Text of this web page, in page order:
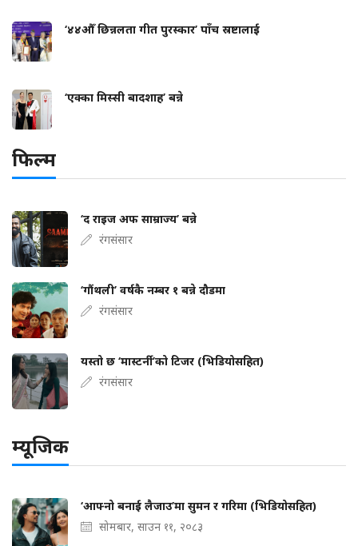
‘४४औँ छिन्नलता गीत पुरस्कार’ पाँच स्रष्टालाई
‘एक्का मिस्सी बादशाह’ बन्ने
फिल्म
‘द राइज अफ साम्राज्य’ बन्ने
रंगसंसार
‘गौंथली’ वर्षकै नम्बर १ बन्ने दौडमा
रंगसंसार
यस्तो छ ‘मास्टर्नी’को टिजर (भिडियोसहित)
रंगसंसार
म्यूजिक
‘आफ्नो बनाई लैजाउ’मा सुमन र गरिमा (भिडियोसहित)
सोमबार, साउन ११, २०८३